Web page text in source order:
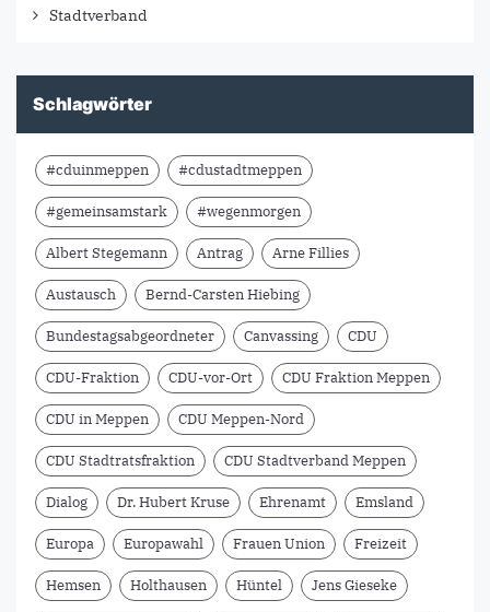
Stadtverband
Schlagwörter
#cduinmeppen #cdustadtmeppen
#gemeinsamstark #wegenmorgen
Albert Stegemann Antrag Arne Fillies
Austausch Bernd-Carsten Hiebing
Bundestagsabgeordneter Canvassing CDU
CDU-Fraktion CDU-vor-Ort CDU Fraktion Meppen
CDU in Meppen CDU Meppen-Nord
CDU Stadtratsfraktion CDU Stadtverband Meppen
Dialog Dr. Hubert Kruse Ehrenamt Emsland
Europa Europawahl Frauen Union Freizeit
Hemsen Holthausen Hüntel Jens Gieseke